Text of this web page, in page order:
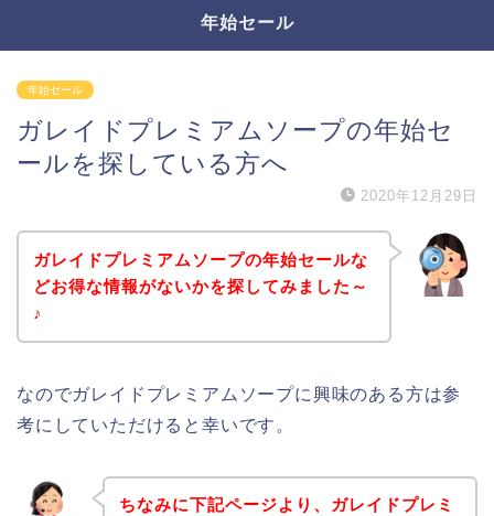
年始セール
年始セール
ガレイドプレミアムソープの年始セ
ールを探している方へ
2020年12月29日
ガレイドプレミアムソープの年始セールな
どお得な情報がないかを探してみました～
♪
なのでガレイドプレミアムソープに興味のある方は参
考にしていただけると幸いです。
ちなみに下記ページより、ガレイドプレミ